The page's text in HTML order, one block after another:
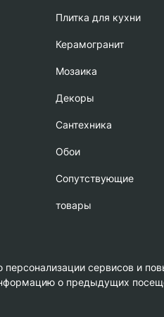
Плитка для кухни
Керамогранит
Мозаика
Декоры
Сантехника
Обои
Сопутствующие
товары
Керамика»
сервисов и
о предыдущих